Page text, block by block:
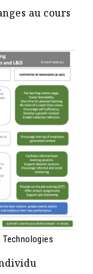
au cours
Technologies